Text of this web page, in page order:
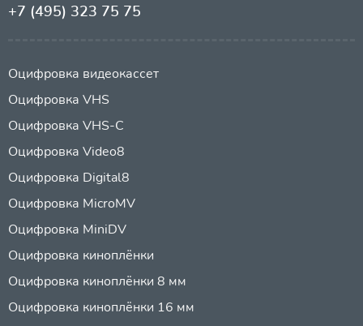
+7 (495) 323 75 75
Оцифровка видеокассет
Оцифровка VHS
Оцифровка VHS-C
Оцифровка Video8
Оцифровка Digital8
Оцифровка MicroMV
Оцифровка MiniDV
Оцифровка киноплёнки
Оцифровка киноплёнки 8 мм
Оцифровка киноплёнки 16 мм